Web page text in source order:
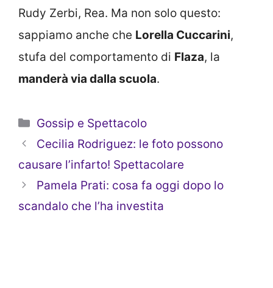
Rudy Zerbi, Rea. Ma non solo questo:
sappiamo anche che Lorella Cuccarini,
stufa del comportamento di Flaza, la
manderà via dalla scuola.
Categorie
Gossip e Spettacolo
Cecilia Rodriguez: le foto possono
causare l’infarto! Spettacolare
Pamela Prati: cosa fa oggi dopo lo
scandalo che l’ha investita